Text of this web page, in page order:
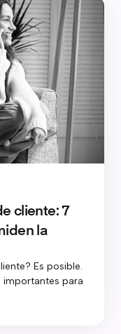
cliente: 7
la
Es posible.
importantes para